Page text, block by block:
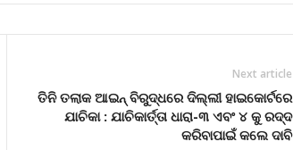
Next article
ତିନି ତଲାକ ଆଇନ୍ ବିରୁଦ୍ଧରେ ଦିଲ୍ଲୀ ହାଇକୋର୍ଟରେ
ଯାଚିକା : ଯାଚିକାର୍ତ୍ତା ଧାରା-୩ ଏବଂ ୪ କୁ ରଦ୍ଦ
କରିବାପାଇଁ କଲେ ଦାବି